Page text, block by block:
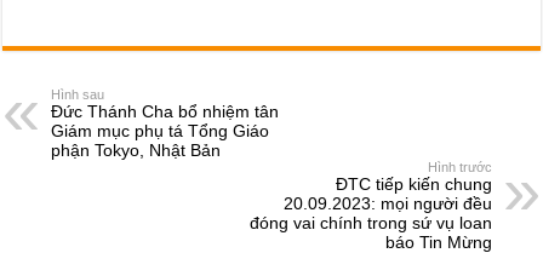
c
e
b
o
ss
n
g
at
A
p
e
d
er ail ar
Hình sau
Đức Thánh Cha bổ nhiệm tân
Giám mục phụ tá Tổng Giáo
phận Tokyo, Nhật Bản
Hình trước
ĐTC tiếp kiến chung
20.09.2023: mọi người đều
đóng vai chính trong sứ vụ loan
báo Tin Mừng